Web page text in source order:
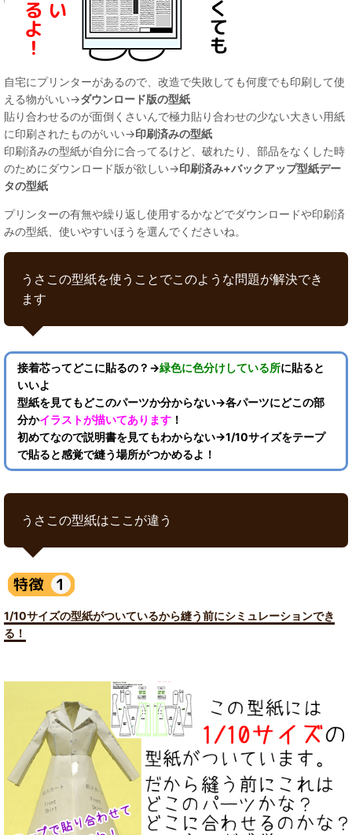
自宅にプリンターがあるので、改造で失敗しても何度でも印刷して使
える物がいい→ダウンロード版の型紙
貼り合わせるのが面倒くさいんで極力貼り合わせの少ない大きい用紙
に印刷されたものがいい→印刷済みの型紙
印刷済みの型紙が自分に合ってるけど、破れたり、部品をなくした時
のためにダウンロード版が欲しい→印刷済み+バックアップ型紙デー
タの型紙
プリンターの有無や繰り返し使用するかなどでダウンロードや印刷済
みの型紙、使いやすいほうを選んでくださいね。
うさこの型紙を使うことでこのような問題が解決でき
ます
接着芯ってどこに貼るの？→緑色に色分けしている所に貼ると
いいよ
型紙を見てもどこのパーツか分からない→各パーツにどこの部
分かイラストが描いてあります ！
初めてなので説明書を見てもわからない→1/10サイズをテープ
で貼ると感覚で縫う場所がつかめるよ！
うさこの型紙はここが違う
1/10サイズの型紙がついているから縫う前にシミュレーションでき
る！